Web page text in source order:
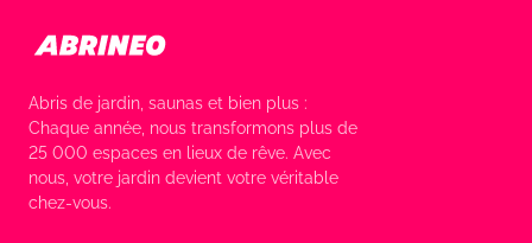
Abris de jardin, saunas et bien plus :
Chaque année, nous transformons plus de
25 000 espaces en lieux de rêve. Avec
nous, votre jardin devient votre véritable
chez-vous.